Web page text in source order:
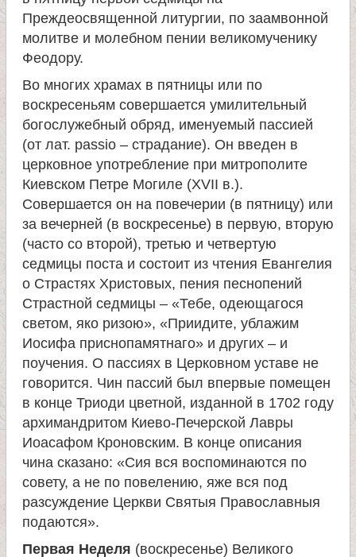
Преждеосвященной литургии, по заамвонной
молитве и молебном пении великомученику
Феодору.
Во многих храмах в пятницы или по
воскресеньям совершается умилительный
богослужебный обряд, именуемый пассией
(от лат. passio – страдание). Он введен в
церковное употребление при митрополите
Киевском Петре Могиле (XVII в.).
Совершается он на повечерии (в пятницу) или
за вечерней (в воскресенье) в первую, вторую
(часто со второй), третью и четвертую
седмицы поста и состоит из чтения Евангелия
о Страстях Христовых, пения песнопений
Страстной седмицы – «Тебе, одеющагося
светом, яко ризою», «Приидите, ублажим
Иосифа приснопамятнаго» и других – и
поучения. О пассиях в Церковном уставе не
говорится. Чин пассий был впервые помещен
в конце Триоди цветной, изданной в 1702 году
архимандритом Киево-Печерской Лавры
Иоасафом Кроновским. В конце описания
чина сказано: «Сия вся воспоминаются по
совету, а не по повелению, яже вся под
разсуждение Церкви Святыя Православныя
подаются».
Первая Неделя (воскресенье) Великого